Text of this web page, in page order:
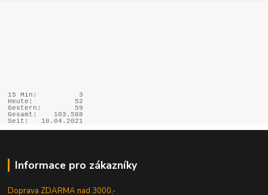
15 Min:
3
Heute:
52
Gestern:
59
Gesamt:
103.588
Seit:
10.04.2021
Informace pro zákazníky
Doprava ZDARMA nad 3000,-